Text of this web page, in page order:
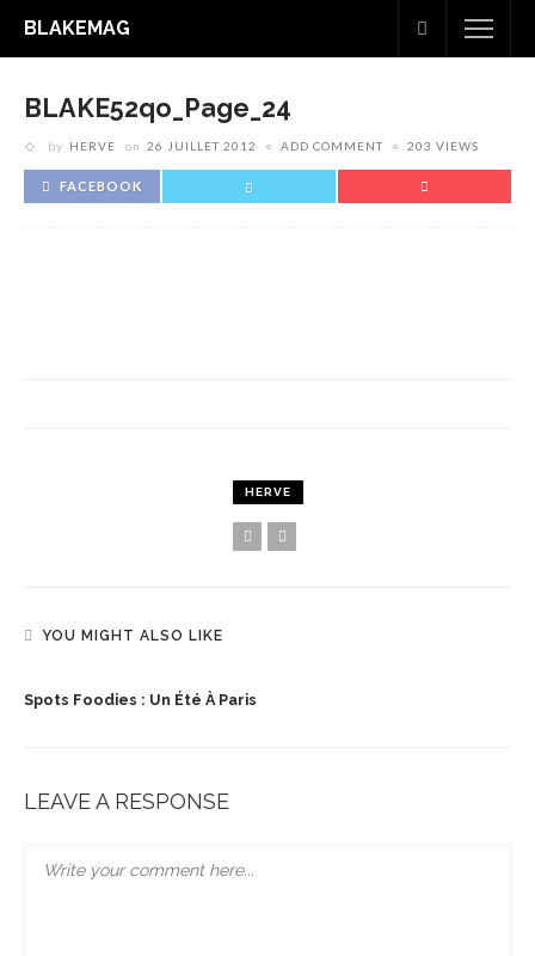
BLAKEMAG
BLAKE52qo_Page_24
by HERVE on 26 JUILLET 2012 ADD COMMENT 203 VIEWS
FACEBOOK
HERVE
YOU MIGHT ALSO LIKE
Spots Foodies : Un Été À Paris
LEAVE A RESPONSE